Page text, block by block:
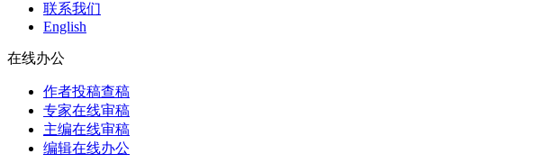
联系我们
English
在线办公
作者投稿查稿
专家在线审稿
主编在线审稿
编辑在线办公